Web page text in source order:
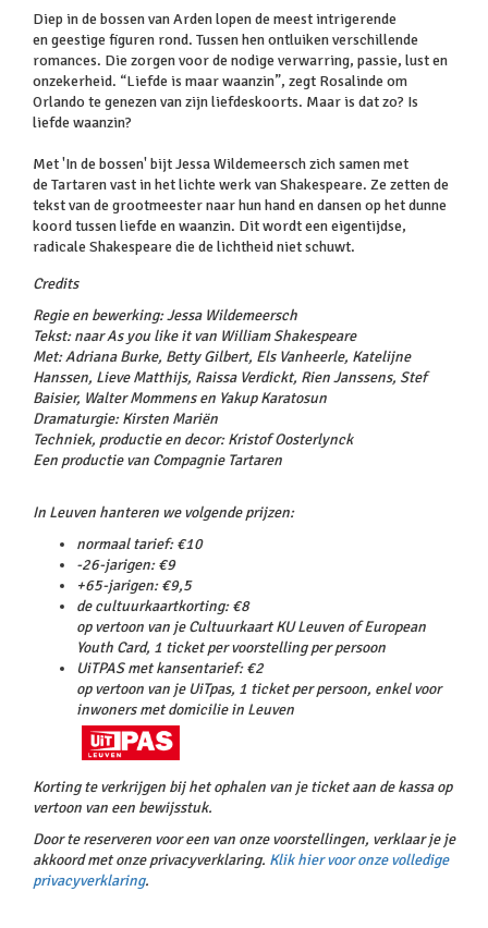
Diep in de bossen van Arden lopen de meest intrigerende
en geestige figuren rond. Tussen hen ontluiken verschillende
romances. Die zorgen voor de nodige verwarring, passie, lust en
onzekerheid. “Liefde is maar waanzin”, zegt Rosalinde om
Orlando te genezen van zijn liefdeskoorts. Maar is dat zo? Is
liefde waanzin?
Met 'In de bossen' bijt Jessa Wildemeersch zich samen met
de Tartaren vast in het lichte werk van Shakespeare. Ze zetten de
tekst van de grootmeester naar hun hand en dansen op het dunne
koord tussen liefde en waanzin. Dit wordt een eigentijdse,
radicale Shakespeare die de lichtheid niet schuwt.
Credits
Regie en bewerking: Jessa Wildemeersch
Tekst: naar As you like it van William Shakespeare
Met: Adriana Burke, Betty Gilbert, Els Vanheerle, Katelijne
Hanssen, Lieve Matthijs, Raissa Verdickt, Rien Janssens, Stef
Baisier, Walter Mommens en Yakup Karatosun
Dramaturgie: Kirsten Mariën
Techniek, productie en decor: Kristof Oosterlynck
Een productie van Compagnie Tartaren
In Leuven hanteren we volgende prijzen:
normaal tarief: €10
-26-jarigen: €9
+65-jarigen: €9,5
de cultuurkaartkorting: €8
op vertoon van je Cultuurkaart KU Leuven of European
Youth Card, 1 ticket per voorstelling per persoon
UiTPAS met kansentarief: €2
op vertoon van je UiTpas, 1 ticket per persoon, enkel voor
inwoners met domicilie in Leuven
Korting te verkrijgen bij het ophalen van je ticket aan de kassa op
vertoon van een bewijsstuk.
Door te reserveren voor een van onze voorstellingen, verklaar je je
akkoord met onze privacyverklaring. Klik hier voor onze volledige
privacyverklaring.